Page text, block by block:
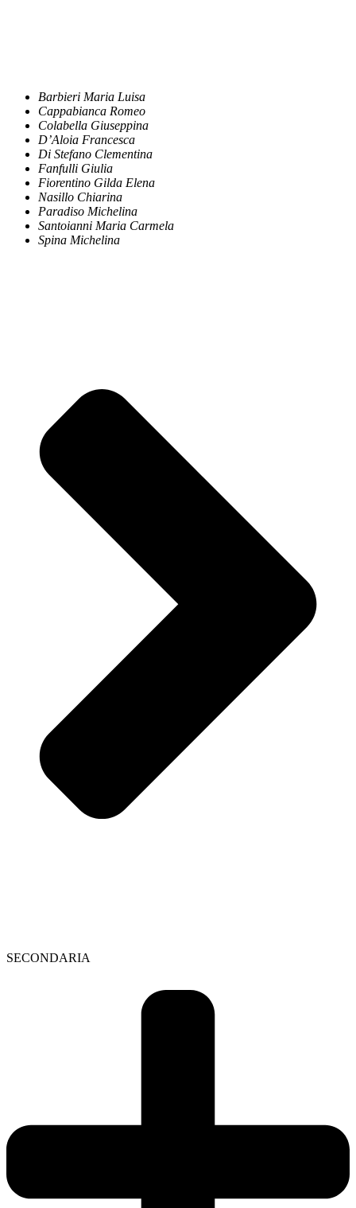
Barbieri Maria Luisa
Cappabianca Romeo
Colabella Giuseppina
D’Aloia Francesca
Di Stefano Clementina
Fanfulli Giulia
Fiorentino Gilda Elena
Nasillo Chiarina
Paradiso Michelina
Santoianni Maria Carmela
Spina Michelina
SECONDARIA